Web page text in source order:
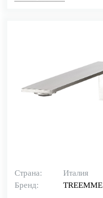
Страна:
Италия
Бренд:
TREEMME